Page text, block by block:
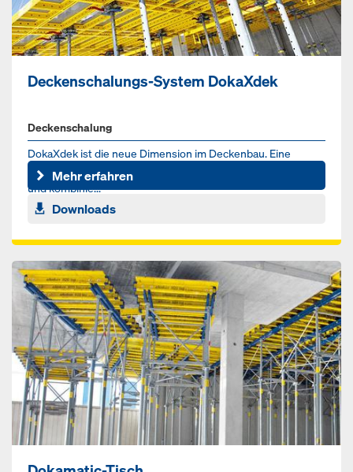
Deckenschalungs-System DokaXdek
Deckenschalung
DokaXdek ist die neue Dimension im Deckenbau. Eine
Deckenschalungs-Systemfamilie, die vielseitig einsetzbar
und kombinie...
Mehr erfahren
Downloads